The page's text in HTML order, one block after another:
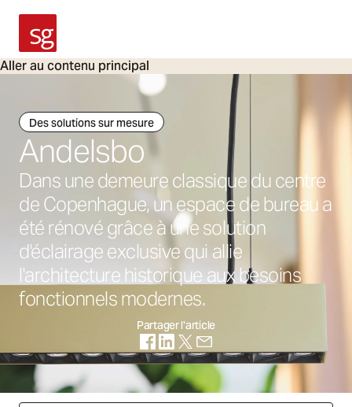
Aller au contenu principal
SG Armaturen
Des solutions sur mesure
Andelsbo
Dans une demeure classique du centre
de Copenhague, un espace de bureau a
été rénové grâce à une solution
d'éclairage exclusive qui allie
l'architecture historique aux besoins
fonctionnels modernes.
Partager l'article
(S'ouvre dans un nouvel onglet)
(S'ouvre dans un nouvel onglet)
(S'ouvre dans un nouvel
(S'ouvre dans un nouvel